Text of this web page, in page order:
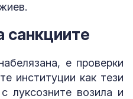
санкциите
е проверки
институции как тези
луксозните возила и